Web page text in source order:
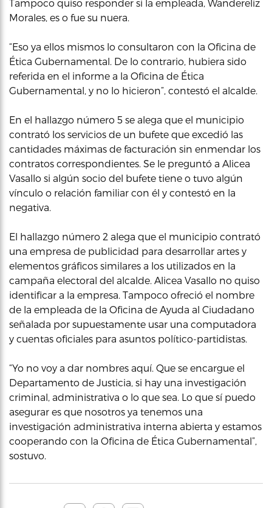
Tampoco quiso responder si la empleada, Wandereliz
Morales, es o fue su nuera.
“Eso ya ellos mismos lo consultaron con la Oficina de
Ética Gubernamental. De lo contrario, hubiera sido
referida en el informe a la Oficina de Ética
Gubernamental, y no lo hicieron”, contestó el alcalde.
En el hallazgo número 5 se alega que el municipio
contrató los servicios de un bufete que excedió las
cantidades máximas de facturación sin enmendar los
contratos correspondientes. Se le preguntó a Alicea
Vasallo si algún socio del bufete tiene o tuvo algún
vínculo o relación familiar con él y contestó en la
negativa.
El hallazgo número 2 alega que el municipio contrató
una empresa de publicidad para desarrollar artes y
elementos gráficos similares a los utilizados en la
campaña electoral del alcalde. Alicea Vasallo no quiso
identificar a la empresa. Tampoco ofreció el nombre
de la empleada de la Oficina de Ayuda al Ciudadano
señalada por supuestamente usar una computadora
y cuentas oficiales para asuntos político-partidistas.
“Yo no voy a dar nombres aquí. Que se encargue el
Departamento de Justicia, si hay una investigación
criminal, administrativa o lo que sea. Lo que sí puedo
asegurar es que nosotros ya tenemos una
investigación administrativa interna abierta y estamos
cooperando con la Oficina de Ética Gubernamental”,
sostuvo.